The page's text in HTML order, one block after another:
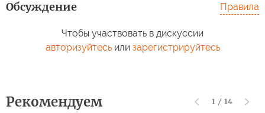
Обсуждение Правила
Чтобы участвовать в дискуссии
авторизуйтесьили зарегистрируйтесь
Рекомендуем 1 / 14